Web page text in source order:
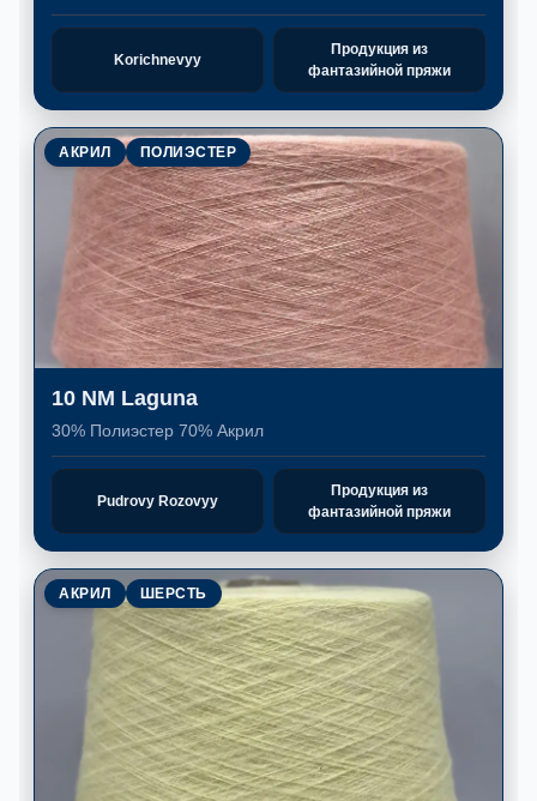
Korichnevyy
Продукция из
фантазийной пряжи
АКРИЛ ПОЛИЭСТЕР
10 NM Laguna
30% Полиэстер 70% Акрил
Pudrovy Rozovyy
Продукция из
фантазийной пряжи
АКРИЛ ШЕРСТЬ